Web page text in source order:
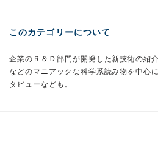
このカテゴリーについて
企業のＲ＆Ｄ部門が開発した新技術の紹
などのマニアックな科学系読み物を中心
タビューなども。